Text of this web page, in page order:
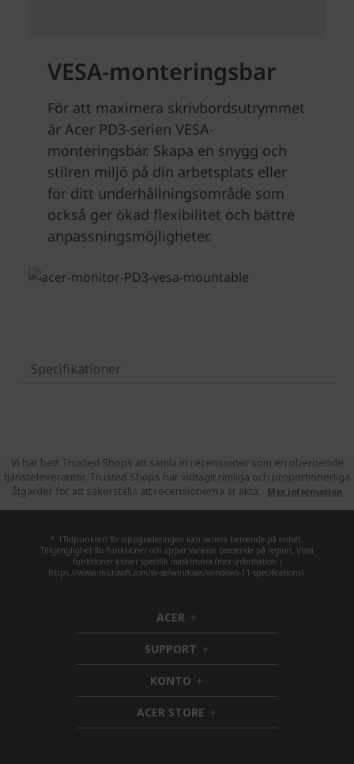
Specifikationer
Vi har bett Trusted Shops att samla in recensioner som en oberoende
tjänsteleverantör. Trusted Shops har vidtagit rimliga och proportionerliga
åtgärder för att säkerställa att recensionerna är äkta.
Mer information
* 1Tidpunkten för uppgraderingen kan variera beroende på enhet.
Tillgänglighet för funktioner och appar varierar beroende på region. Vissa
funktioner kräver specifik maskinvara (mer information i
https://www.microsoft.com/sv-se/windows/windows-11-specifications).
ACER h
i
d
d
e
n
SUPPORT h
i
d
d
e
n
KONTO h
i
d
d
ACER STORE h
i